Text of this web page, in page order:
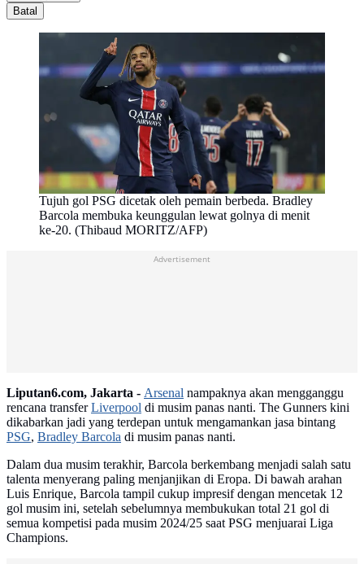
Batal
Tujuh gol PSG dicetak oleh pemain berbeda. Bradley
Barcola membuka keunggulan lewat golnya di menit
ke-20. (Thibaud MORITZ/AFP)
Advertisement
Liputan6.com, Jakarta - Arsenal nampaknya akan mengganggu
rencana transferLiverpool di musim panas nanti. The Gunners kini
dikabarkan jadi yang terdepan untuk mengamankan jasa bintang
PSG, Bradley Barcola di musim panas nanti.
Dalam dua musim terakhir, Barcola berkembang menjadi salah satu
talenta menyerang paling menjanjikan di Eropa. Di bawah arahan
Luis Enrique, Barcola tampil cukup impresif dengan mencetak 12
gol musim ini, setelah sebelumnya membukukan total 21 gol di
semua kompetisi pada musim 2024/25 saat PSG menjuarai Liga
Champions.